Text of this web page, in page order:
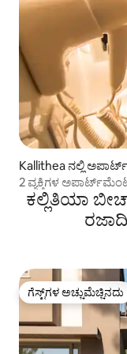
Kallithea ನಲ್ಲಿ
2 ವ್ಯಕ್ತಿಗಳ
ಕಲ್ಲಿತಿಯಾ
ಗೆಸ್ಟ್‌ಗಳ ಅಚ್ಚುಮೆಚ್ಚಿನದು
ಗೆಸ್ಟ್‌ಗಳ ಅಚ್ಚುಮೆಚ್ಚಿನದು